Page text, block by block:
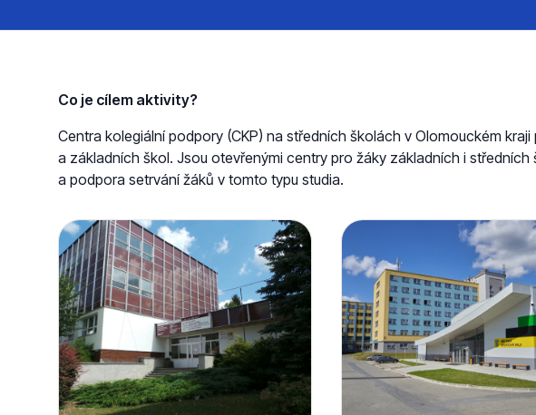
Co je cílem aktivity?
Centra kolegiální podpory (CKP) na středních školách v Olomouckém
a základních škol. Jsou otevřenými centry pro žáky základních i
a podpora setrvání žáků v tomto typu studia.